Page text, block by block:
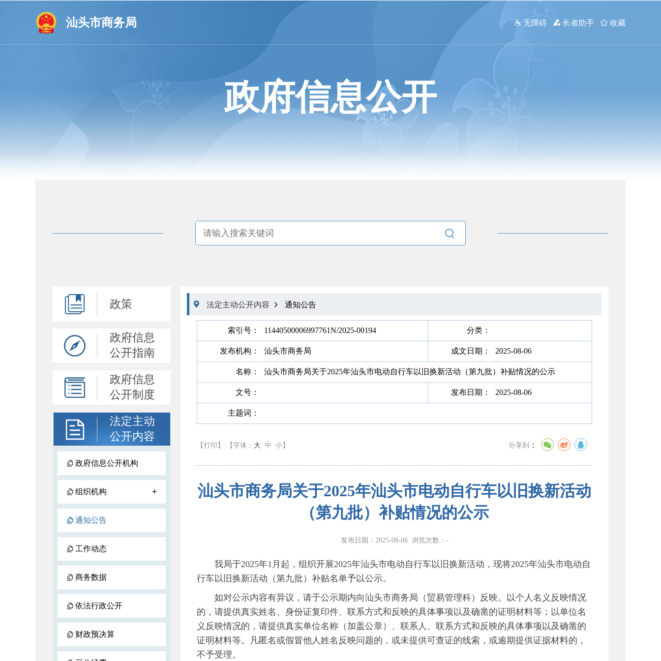
汕头市商务局  无障碍  长者助手  收藏
政府信息公开

政策
政府信息
公开指南
政府信息
公开制度
法定主动
公开内容
政府信息公开机构
组织机构 +
通知公告
工作动态
商务数据
依法行政公开
财政预决算
 法定主动公开内容  通知公告
索引号： 11440500006997761N/2025-00194 分类：
发布机构： 汕头市商务局 成文日期： 2025-08-06
名称： 汕头市商务局关于2025年汕头市电动自行车以旧换新活动（第九批）补贴情况的公示
文号： 发布日期： 2025-08-06
主题词：
【打印】 【字体： 大 中 小 】 分享到 ：
汕头市商务局关于2025年汕头市电动自行车以旧换新活动
（第九批）补贴情况的公示
发布日期：2025-08-06 浏览次数： -
我局于2025年1月起，组织开展2025年汕头市电动自行车以旧换新活动，现将2025年汕头市电动自
行车以旧换新活动（第九批）补贴名单予以公示。
如对公示内容有异议，请于公示期内向汕头市商务局（贸易管理科）反映。以个人名义反映情况
的，请提供真实姓名、身份证复印件、联系方式和反映的具体事项以及确凿的证明材料等；以单位名
义反映情况的，请提供真实单位名称（加盖公章）、联系人、联系方式和反映的具体事项以及确凿的
证明材料等。凡匿名或假冒他人姓名反映问题的，或未提供可查证的线索，或逾期提供证据材料的，
不予受理。